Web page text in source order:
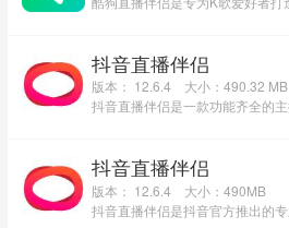
抖音直播伴侣
版本： 12.6.4
大小：490.32 MB
抖音直播伴侣
版本： 12.6.4
大小：490MB